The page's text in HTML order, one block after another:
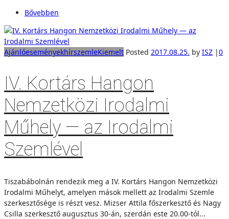
Bővebben
AjánlóeseményekhírszemleKiemelt Posted 2017.08.25. by ISZ |0
IV. Kortárs Hangon
Nemzetközi Irodalmi
Műhely — az Irodalmi
Szemlével
Tiszabábolnán rendezik meg a IV. Kortárs Hangon Nemzetközi
Irodalmi Műhelyt, amelyen mások mellett az Irodalmi Szemle
szerkesztősége is részt vesz. Mizser Attila főszerkesztő és Nagy
Csilla szerkesztő augusztus 30-án, szerdán este 20.00-tól...